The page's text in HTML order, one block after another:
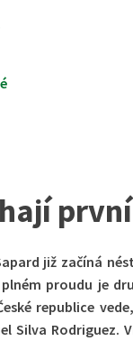
již začíná
proudu je
republice
Silva Rodriguez.